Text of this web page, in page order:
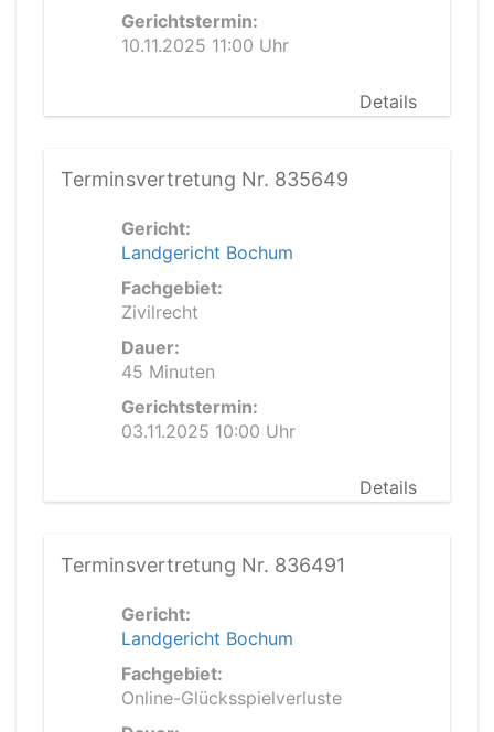
Gerichtstermin:
10.11.2025 11:00 Uhr
Details
Terminsvertretung Nr. 835649
Gericht:
Landgericht Bochum
Fachgebiet:
Zivilrecht
Dauer:
45 Minuten
Gerichtstermin:
03.11.2025 10:00 Uhr
Details
Terminsvertretung Nr. 836491
Gericht:
Landgericht Bochum
Fachgebiet:
Online-Glücksspielverluste